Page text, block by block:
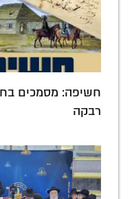
חשיפה: מסמכים
רבקה